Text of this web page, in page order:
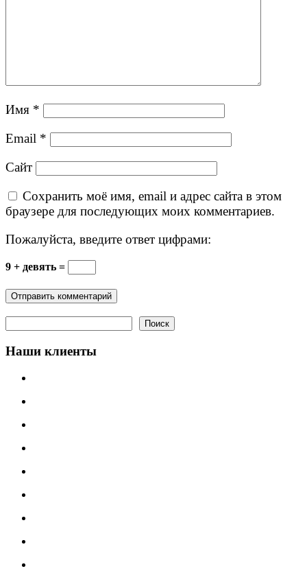
Имя *
Email *
Сайт
Сохранить моё имя, email и адрес сайта в этом
браузере для последующих моих комментариев.
Пожалуйста, введите ответ цифрами:
9 + девять =
Поиск
Наши клиенты